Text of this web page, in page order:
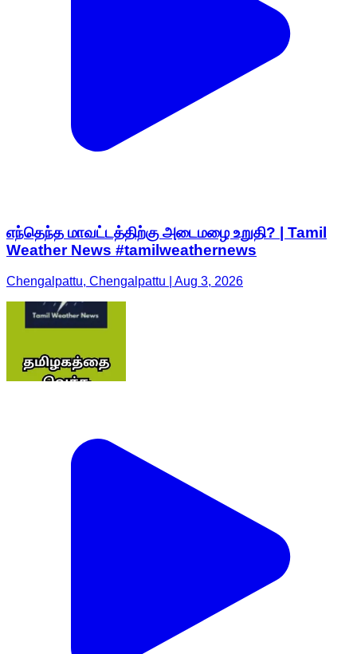
எந்தெந்த மாவட்டத்திற்கு அடைமழை உறுதி? | Tamil
Weather News #tamilweathernews
Chengalpattu, Chengalpattu | Aug 3, 2026